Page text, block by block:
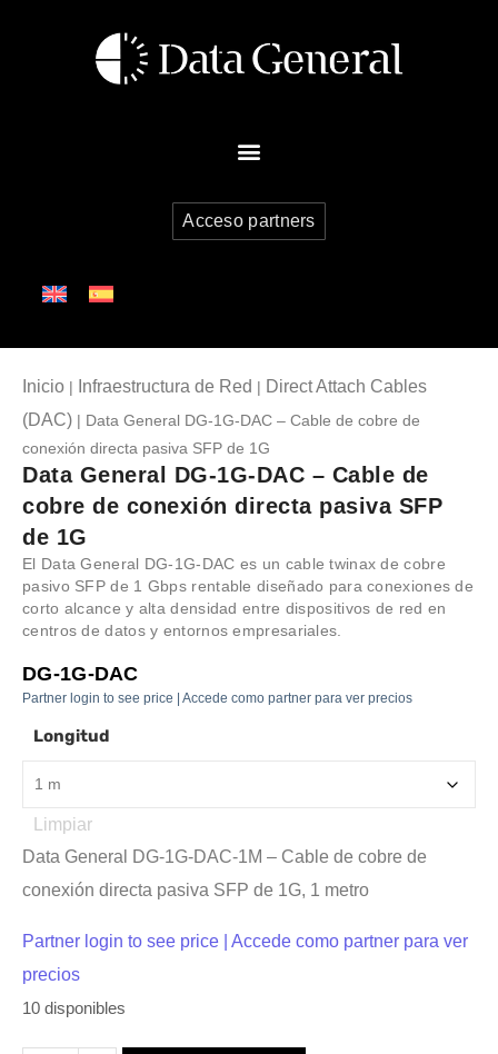
Acceso partners
Inicio | Infraestructura de Red | Direct Attach Cables
(DAC) | Data General DG-1G-DAC – Cable de cobre de
conexión directa pasiva SFP de 1G
Data General DG-1G-DAC – Cable de
cobre de conexión directa pasiva SFP
de 1G
El Data General DG-1G-DAC es un cable twinax de cobre
pasivo SFP de 1 Gbps rentable diseñado para conexiones de
corto alcance y alta densidad entre dispositivos de red en
centros de datos y entornos empresariales.
DG-1G-DAC
Partner login to see price | Accede como partner para ver precios
Longitud
Limpiar
Data General DG-1G-DAC-1M – Cable de cobre de
conexión directa pasiva SFP de 1G, 1 metro
Partner login to see price | Accede como partner para ver
precios
10 disponibles